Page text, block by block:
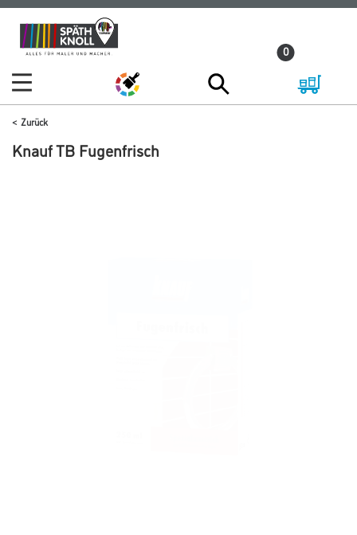
Zum
Inhalt
Zum
Navigationsmenü
0
Zurück
Knauf TB Fugenfrisch